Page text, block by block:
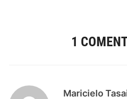
1
Maricielo